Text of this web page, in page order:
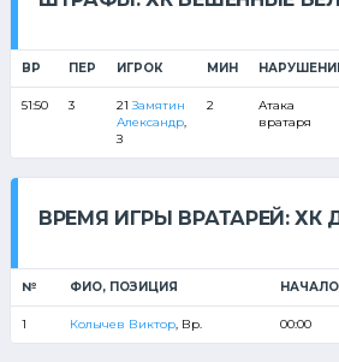
ВР ПЕР ИГРОК МИН
51:50 3 21Замятин
Александр,
З
2
Атака
вратаря
ВРЕМЯ ИГРЫ ВРАТАРЕЙ: ХК
№ ФИО, ПОЗИЦИЯ НАЧАЛО
1 Колычев Виктор, Вр. 00:00